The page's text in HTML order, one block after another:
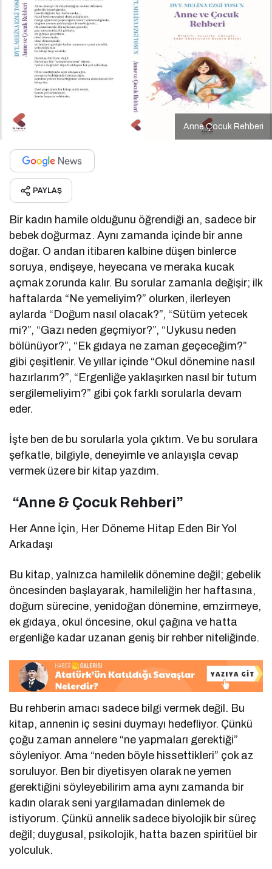
Anne Çocuk Rehberi
PAYLAŞ
Bir kadın hamile olduğunu öğrendiği an, sadece bir
bebek doğurmaz. Aynı zamanda içinde bir anne
doğar. O andan itibaren kalbine düşen binlerce
soruya, endişeye, heyecana ve meraka kucak
açmak zorunda kalır. Bu sorular zamanla değişir; ilk
haftalarda “Ne yemeliyim?” olurken, ilerleyen
aylarda “Doğum nasıl olacak?”, “Sütüm yetecek
mi?”, “Gazı neden geçmiyor?”, “Uykusu neden
bölünüyor?”, “Ek gıdaya ne zaman geçeceğim?”
gibi çeşitlenir. Ve yıllar içinde “Okul dönemine nasıl
hazırlarım?”, “Ergenliğe yaklaşırken nasıl bir tutum
sergilemeliyim?” gibi çok farklı sorularla devam
eder.
İşte ben de bu sorularla yola çıktım. Ve bu sorulara
şefkatle, bilgiyle, deneyimle ve anlayışla cevap
vermek üzere bir kitap yazdım.
“Anne & Çocuk Rehberi”
Her Anne İçin, Her Döneme Hitap Eden Bir Yol
Arkadaşı
Bu kitap, yalnızca hamilelik dönemine değil; gebelik
öncesinden başlayarak, hamileliğin her haftasına,
doğum sürecine, yenidoğan dönemine, emzirmeye,
ek gıdaya, okul öncesine, okul çağına ve hatta
ergenliğe kadar uzanan geniş bir rehber niteliğinde.
Bu rehberin amacı sadece bilgi vermek değil. Bu
kitap, annenin iç sesini duymayı hedefliyor. Çünkü
çoğu zaman annelere “ne yapmaları gerektiği”
söyleniyor. Ama “neden böyle hissettikleri” çok az
soruluyor. Ben bir diyetisyen olarak ne yemen
gerektiğini söyleyebilirim ama aynı zamanda bir
kadın olarak seni yargılamadan dinlemek de
istiyorum. Çünkü annelik sadece biyolojik bir süreç
değil; duygusal, psikolojik, hatta bazen spiritüel bir
yolculuk.